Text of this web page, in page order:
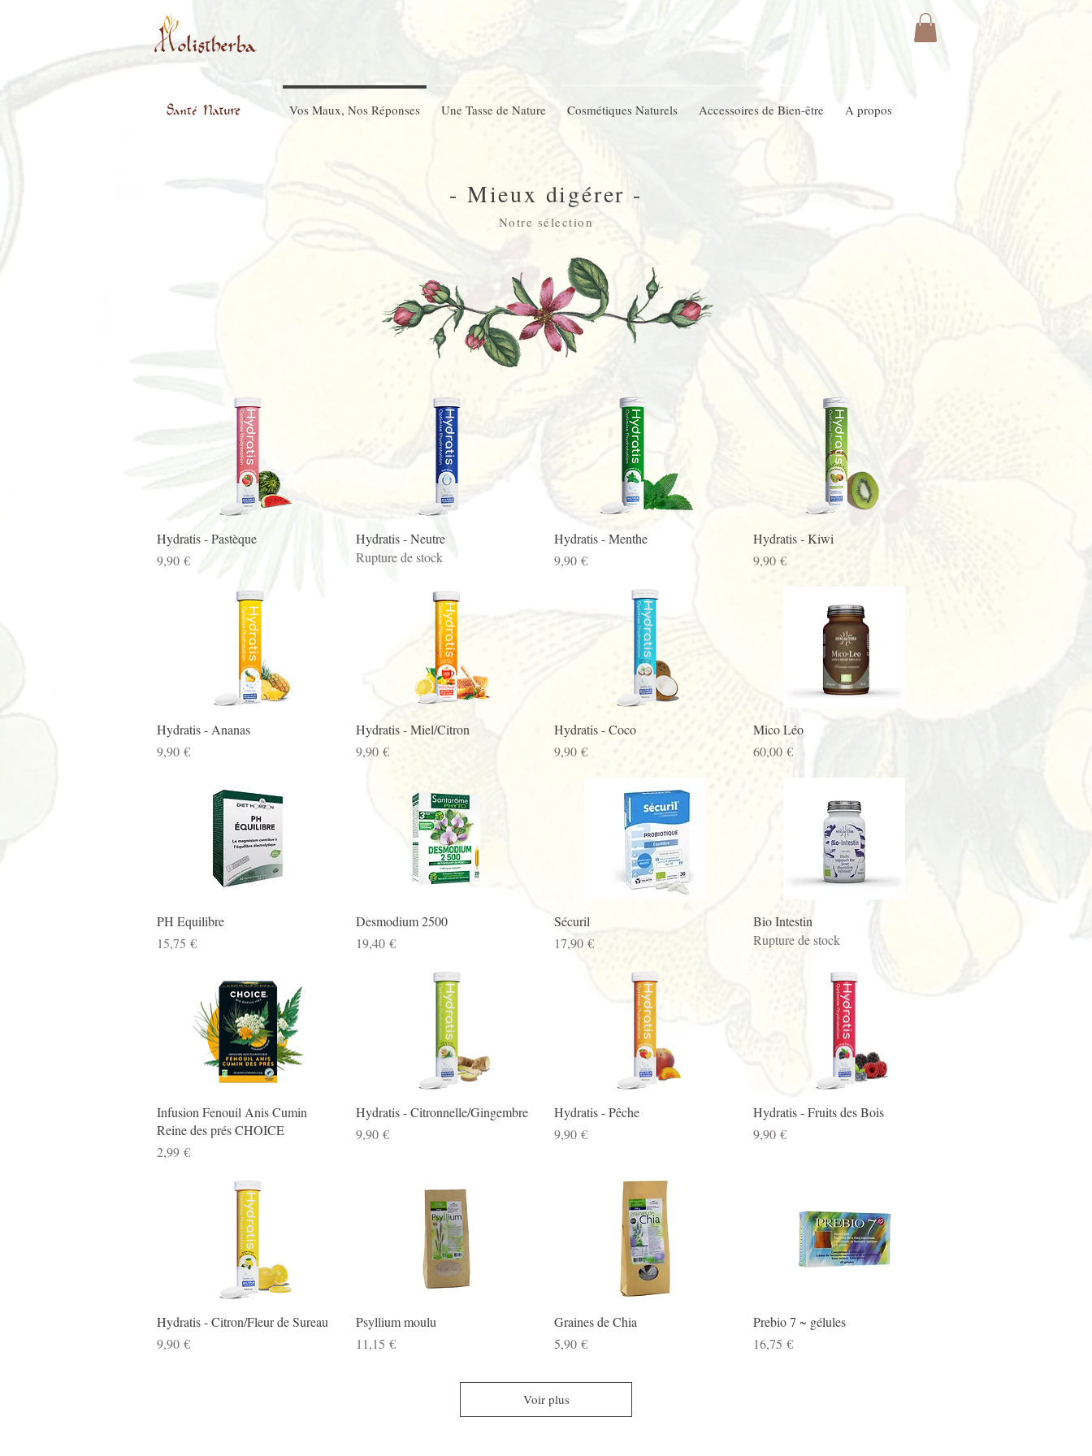
Vos Maux, Nos Réponses Une Tasse de Nature Cosmétiques Naturels Accessoires de Bien-être A propos
- Mieux digérer -
Notre sélection
Aperçu rapide
Hydratis - Pastèque
Prix
9,90 €
Aperçu rapide
Hydratis - Neutre
Rupture de stock
Aperçu rapide
Hydratis - Menthe
Prix
9,90 €
Aperçu rapide
Hydratis - Kiwi
Prix
9,90 €
Aperçu rapide
Hydratis - Ananas
Prix
9,90 €
Aperçu rapide
Hydratis - Miel/Citron
Prix
9,90 €
Aperçu rapide
Hydratis - Coco
Prix
9,90 €
Mico Léo
Prix
60,00 €
Aperçu rapide
PH Equilibre
Prix
15,75 €
Aperçu rapide
Desmodium 2500
Prix
19,40 €
Sécuril
Prix
17,90 €
Aperçu rapide
Bio Intestin
Rupture de stock
Aperçu rapide
Infusion Fenouil Anis Cumin
Reine des prés CHOICE
Prix
2,99 €
Aperçu rapide
Hydratis - Citronnelle/Gingembre
Prix
9,90 €
Aperçu rapide
Hydratis - Pêche
Prix
9,90 €
Aperçu rapide
Hydratis - Fruits des Bois
Prix
9,90 €
Aperçu rapide
Hydratis - Citron/Fleur de Sureau
Prix
9,90 €
Aperçu rapide
Psyllium moulu
Prix
11,15 €
Aperçu rapide
Graines de Chia
Prix
5,90 €
Aperçu rapide
Prebio 7 ~ gélules
Prix
16,75 €
Voir plus